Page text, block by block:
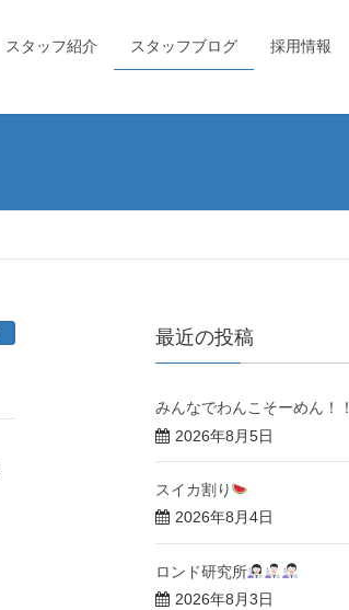
スタッフ紹介 スタッフブログ 採用情報
最近の投稿
みんなでわんこそーめん！！
2026年8月5日
スイカ割り
2026年8月4日
ロンド研究所
2026年8月3日